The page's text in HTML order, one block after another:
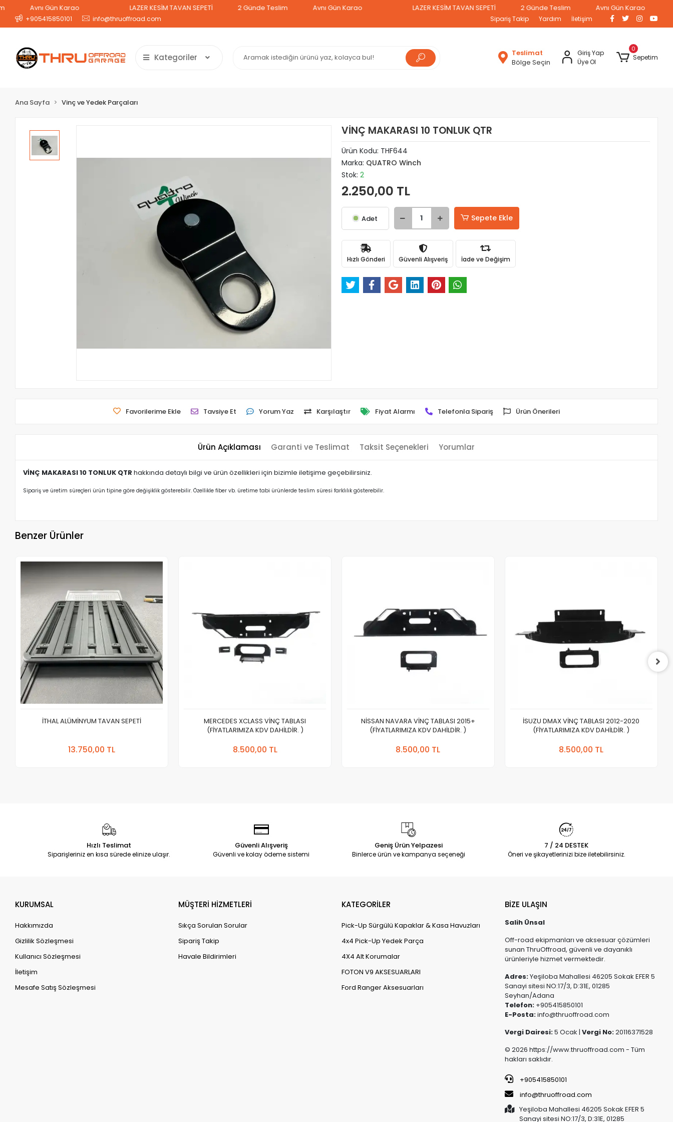
Aynı Gün Kargo LAZER KESİM TAVAN SEPETİ 2 Günde Teslim Aynı Gün Kargo LAZER KESİM TAVAN SEPETİ 2 Günde Teslim Aynı Gün Kargo
+905415850101 info@thruoffroad.com Sipariş Takip Yardım İletişim
Kategoriler
Teslimat
Bölge Seçin
Giriş Yap
Üye Ol
0
Sepetim
Ana Sayfa Vinç ve Yedek Parçaları
VİNÇ MAKARASI 10 TONLUK QTR
Ürün Kodu: THF644
Marka: QUATRO Winch
Stok: 2
2.250,00 TL
Adet Sepete Ekle
Hızlı Gönderi Güvenli Alışveriş İade ve Değişim
Favorilerime Ekle Tavsiye Et Yorum Yaz Karşılaştır Fiyat Alarmı Telefonla Sipariş Ürün Önerileri
Ürün Açıklaması Garanti ve Teslimat Taksit Seçenekleri Yorumlar
VİNÇ MAKARASI 10 TONLUK QTR hakkında detaylı bilgi ve ürün özellikleri için bizimle iletişime geçebilirsiniz.
Sipariş ve üretim süreçleri ürün tipine göre değişiklik gösterebilir. Özellikle fiber vb. üretime tabi ürünlerde teslim süresi farklılık gösterebilir.
Benzer Ürünler
İTHAL ALÜMİNYUM TAVAN SEPETİ
13.750,00 TL
MERCEDES XCLASS VİNÇ TABLASI
(FİYATLARIMIZA KDV DAHİLDİR. )
8.500,00 TL
NİSSAN NAVARA VİNÇ TABLASI 2015+
(FİYATLARIMIZA KDV DAHİLDİR. )
8.500,00 TL
İSUZU DMAX VİNÇ TABLASI 2012-2020
(FİYATLARIMIZA KDV DAHİLDİR. )
8.500,00 TL
Hızlı Teslimat
Siparişleriniz en kısa sürede elinize ulaşır.
Güvenli Alışveriş
Güvenli ve kolay ödeme sistemi
Geniş Ürün Yelpazesi
Binlerce ürün ve kampanya seçeneği
7 / 24 DESTEK
Öneri ve şikayetlerinizi bize iletebilirsiniz.
KURUMSAL
Hakkımızda
Gizlilik Sözleşmesi
Kullanıcı Sözleşmesi
İletişim
Mesafe Satış Sözleşmesi
MÜŞTERİ HİZMETLERİ
Sıkça Sorulan Sorular
Sipariş Takip
Havale Bildirimleri
KATEGORİLER
Pick-Up Sürgülü Kapaklar & Kasa Havuzları
4x4 Pick-Up Yedek Parça
4X4 Alt Korumalar
FOTON V9 AKSESUARLARI
Ford Ranger Aksesuarları
BİZE ULAŞIN
Salih Ünsal
Off-road ekipmanları ve aksesuar çözümleri
sunan ThruOffroad, güvenli ve dayanıklı
ürünleriyle hizmet vermektedir.
Adres:Yeşiloba Mahallesi 46205 Sokak EFER 5
Sanayi sitesi NO:17/3, D:31E, 01285
Seyhan/Adana
Telefon:+905415850101
E-Posta:info@thruoffroad.com
Vergi Dairesi:5 Ocak | Vergi No:20116371528
© 2026 https://www.thruoffroad.com - Tüm
hakları saklıdır.
+905415850101
info@thruoffroad.com
Yeşiloba Mahallesi 46205 Sokak EFER 5
Sanayi sitesi NO:17/3, D:31E, 01285